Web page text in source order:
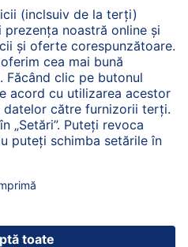
HiPP Sarcina
și termeni generali de
HiPP Contacte